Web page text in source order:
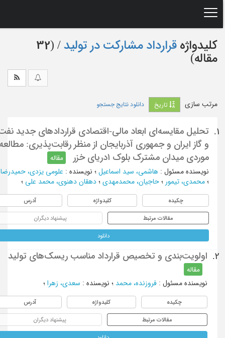
کلیدواژه قرارداد مشارکت در تولید
‏/ (32
مقاله)
مرتب سازی تاریخ دانلود نتایج جستجو
1.
تحلیل مقایسه‌ای ابعاد مالی-اقتصادی قراردادهای جدید نفت
و گاز ایران و جمهوری آذربایجان از منظر رقابت‌پذیری: مطالعه
موردی میدان مشترک بلوک ۱دریای خزر
مقاله
نویسنده مسئول : هاشمی، سید اسماعیل ؛ نویسنده: علومی یزدی، حمیدرضا
؛ محمدی، تیمور؛ حاجیان، محمدمهدی؛ دهقان دهنوی، محمد علی ؛
چکیده کلیدواژه آدرس
مقالات مرتبط پیشنهاد دیگران
دانلود
2. اولویت‌بندی و تخصیص قرارداد مناسب ریسک‌های تولید
مقاله
نویسنده مسئول : فروزنده، محمد؛ نویسنده: سعدی، زهرا ؛
چکیده کلیدواژه آدرس
مقالات مرتبط پیشنهاد دیگران